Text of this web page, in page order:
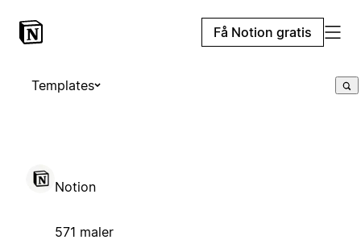
Få Notion gratis
Templates
Notion
571 maler